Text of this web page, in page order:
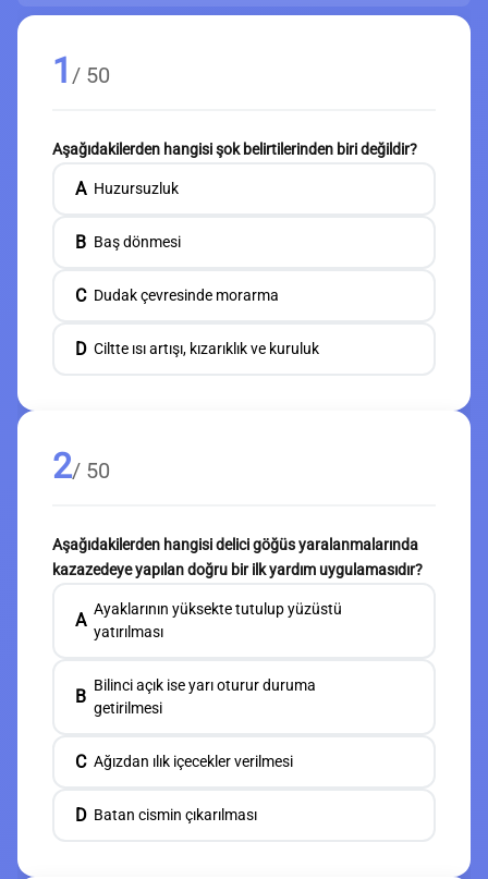
1 / 50
Aşağıdakilerden hangisi şok belirtilerinden biri değildir?
A Huzursuzluk
B Baş dönmesi
C Dudak çevresinde morarma
D Ciltte ısı artışı, kızarıklık ve kuruluk
2/ 50
Aşağıdakilerden hangisi delici göğüs yaralanmalarında
kazazedeye yapılan doğru bir ilk yardım uygulamasıdır?
A
Ayaklarının yüksekte tutulup yüzüstü
yatırılması
B
Bilinci açık ise yarı oturur duruma
getirilmesi
C Ağızdan ılık içecekler verilmesi
D Batan cismin çıkarılması